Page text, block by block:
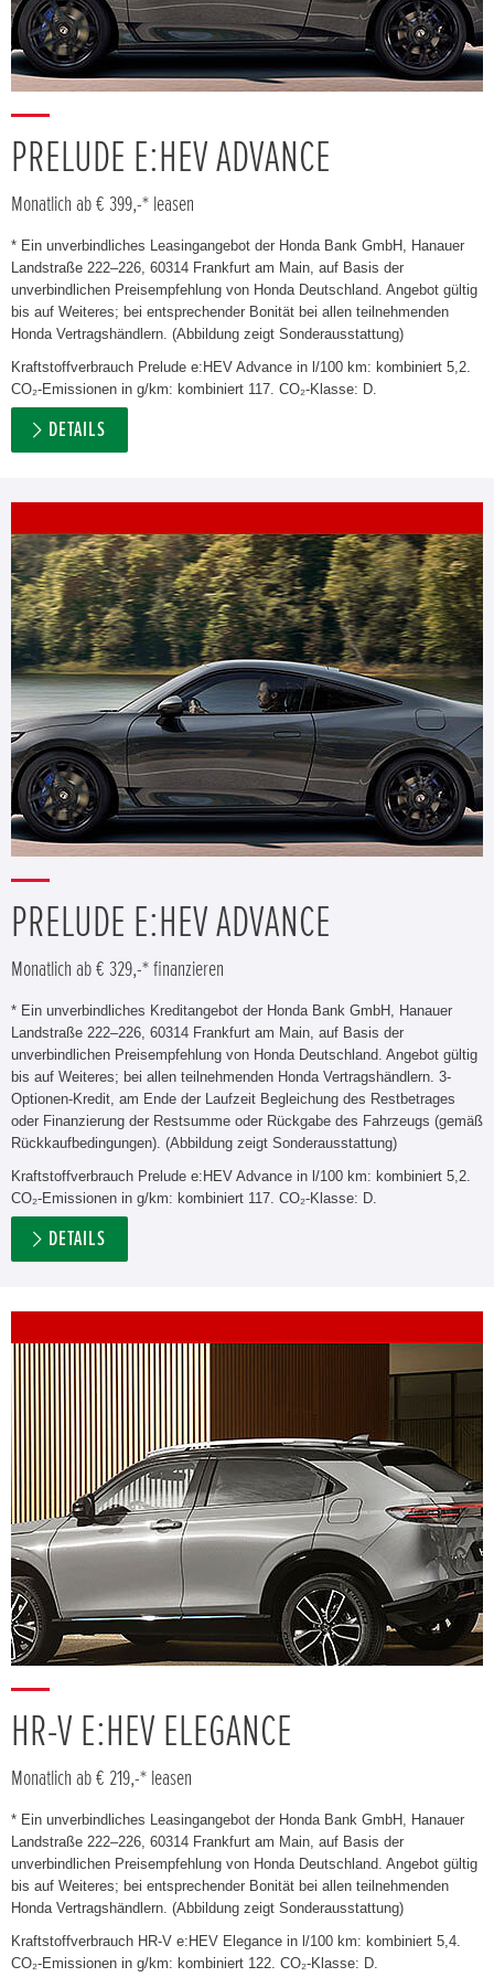
PRELUDE E:HEV ADVANCE
Monatlich ab € 399,-* leasen
* Ein unverbindliches Leasingangebot der Honda Bank GmbH, Hanauer
Landstraße 222–226, 60314 Frankfurt am Main, auf Basis der
unverbindlichen Preisempfehlung von Honda Deutschland. Angebot gültig
bis auf Weiteres; bei entsprechender Bonität bei allen teilnehmenden
Honda Vertragshändlern. (Abbildung zeigt Sonderausstattung)
Kraftstoffverbrauch Prelude e:HEV Advance in l/100 km: kombiniert 5,2.
CO₂-Emissionen in g/km: kombiniert 117. CO₂-Klasse: D.
DETAILS
PRELUDE E:HEV ADVANCE
Monatlich ab € 329,-* finanzieren
* Ein unverbindliches Kreditangebot der Honda Bank GmbH, Hanauer
Landstraße 222–226, 60314 Frankfurt am Main, auf Basis der
unverbindlichen Preisempfehlung von Honda Deutschland. Angebot gültig
bis auf Weiteres; bei allen teilnehmenden Honda Vertragshändlern. 3-
Optionen-Kredit, am Ende der Laufzeit Begleichung des Restbetrages
oder Finanzierung der Restsumme oder Rückgabe des Fahrzeugs (gemäß
Rückkaufbedingungen). (Abbildung zeigt Sonderausstattung)
Kraftstoffverbrauch Prelude e:HEV Advance in l/100 km: kombiniert 5,2.
CO₂-Emissionen in g/km: kombiniert 117. CO₂-Klasse: D.
DETAILS
HR-V E:HEV ELEGANCE
Monatlich ab € 219,-* leasen
* Ein unverbindliches Leasingangebot der Honda Bank GmbH, Hanauer
Landstraße 222–226, 60314 Frankfurt am Main, auf Basis der
unverbindlichen Preisempfehlung von Honda Deutschland. Angebot gültig
bis auf Weiteres; bei entsprechender Bonität bei allen teilnehmenden
Honda Vertragshändlern. (Abbildung zeigt Sonderausstattung)
Kraftstoffverbrauch HR-V e:HEV Elegance in l/100 km: kombiniert 5,4.
CO₂-Emissionen in g/km: kombiniert 122. CO₂-Klasse: D.